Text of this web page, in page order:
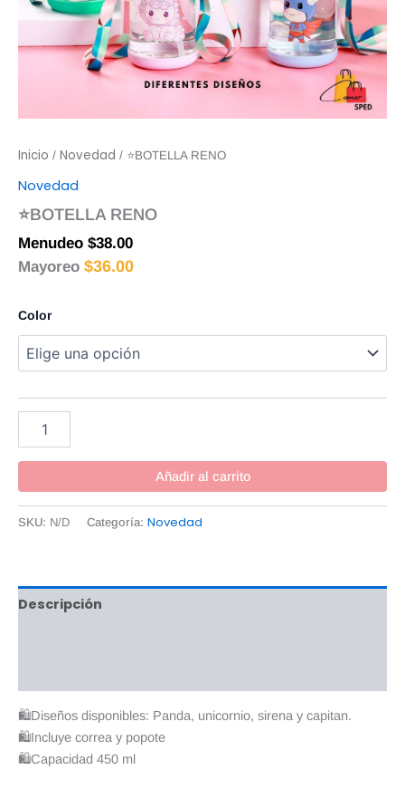
Inicio / Novedad / ⭐BOTELLA RENO
Novedad
⭐BOTELLA RENO
Menudeo $38.00
Mayoreo $36.00
Color
Añadir al carrito
SKU: N/D Categoría: Novedad
Descripción
🛍️Diseños disponibles: Panda, unicornio, sirena y capitan.
🛍️Incluye correa y popote
🛍️Capacidad 450 ml